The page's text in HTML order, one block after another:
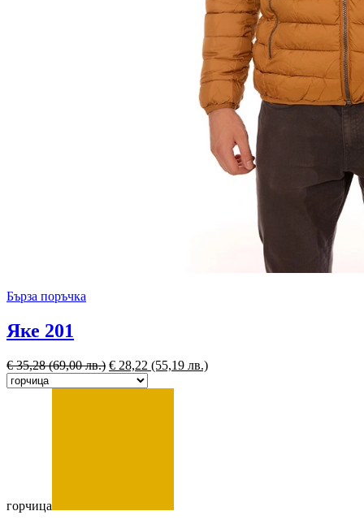
Бърза поръчка
Яке 201
€35,28(69,00 лв.) € 28,22 (55,19 лв.)
горчица